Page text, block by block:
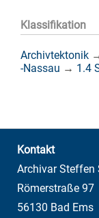
Klassifikation
Archivtektonik
-Nassau → 1.4
Kontakt
Archivar Steffen
Römerstraße 97
56130 Bad Ems